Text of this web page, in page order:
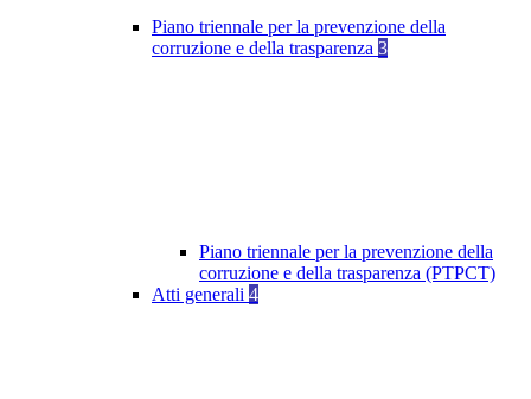
Piano triennale per la prevenzione della
corruzione e della trasparenza 3
Piano triennale per la prevenzione della
corruzione e della trasparenza (PTPCT)
Atti generali 4